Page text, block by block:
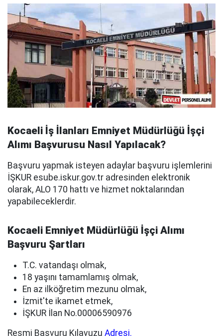
Kocaeli İş İlanları Emniyet Müdürlüğü İşçi
Alımı Başvurusu Nasıl Yapılacak?
Başvuru yapmak isteyen adaylar başvuru işlemlerini
İŞKUR esube.iskur.gov.tr adresinden elektronik
olarak, ALO 170 hattı ve hizmet noktalarından
yapabileceklerdir.
Kocaeli Emniyet Müdürlüğü İşçi Alımı
Başvuru Şartları
T.C. vatandaşı olmak,
18 yaşını tamamlamış olmak,
En az ilköğretim mezunu olmak,
İzmit'te ikamet etmek,
İŞKUR İlan No.00006590976
Resmi Başvuru Kılavuzu Adresi.